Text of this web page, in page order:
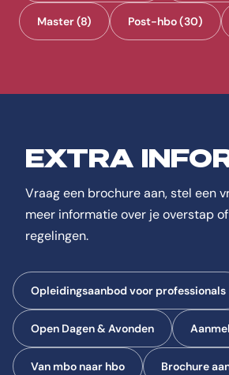
Master (8) Post-hbo (30)
EXTRA
Vraag een brochure aan, stel een
meer informatie over je overstap
regelingen.
Opleidingsaanbod voor professionals
Open Dagen & Avonden
Van mbo naar hbo Brochure